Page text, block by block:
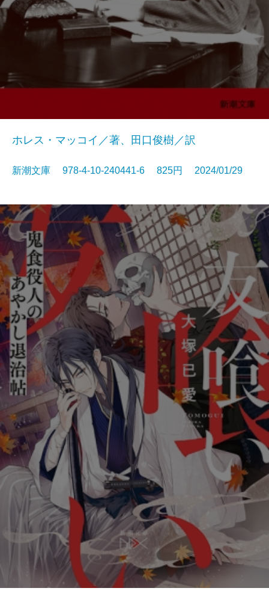
ホレス・マッコイ／著、田口俊樹／訳
新潮文庫 978-4-10-240441-6 825円 2024/01/29